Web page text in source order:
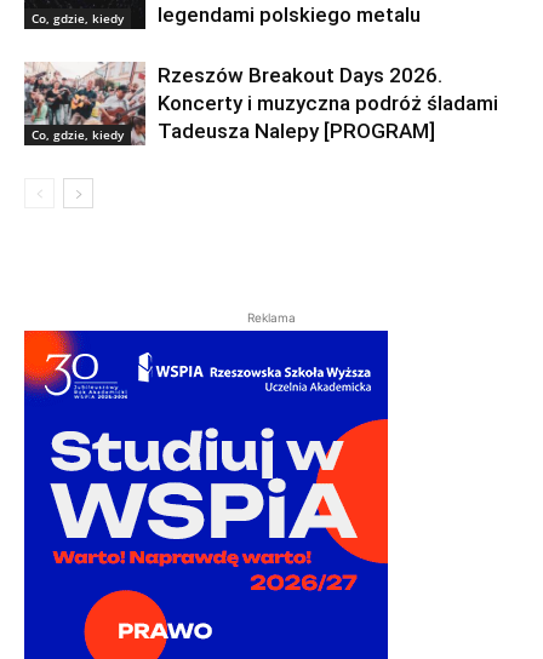
Co, gdzie, kiedy
legendami polskiego metalu
Co, gdzie, kiedy
Rzeszów Breakout Days 2026.
Koncerty i muzyczna podróż śladami
Tadeusza Nalepy [PROGRAM]
Reklama